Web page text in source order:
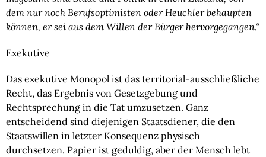
dem nur noch Berufsoptimisten oder Heuchler behaupten
können, er sei aus dem Willen der Bürger hervorgegangen.“
Exekutive
Das exekutive Monopol ist das territorial-ausschließliche
Recht, das Ergebnis von Gesetzgebung und
Rechtsprechung in die Tat umzusetzen. Ganz
entscheidend sind diejenigen Staatsdiener, die den
Staatswillen in letzter Konsequenz physisch
durchsetzen. Papier ist geduldig, aber der Mensch lebt